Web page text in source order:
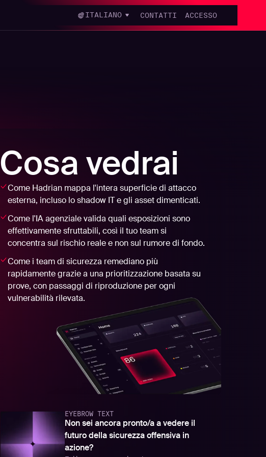
ITALIANO CONTATTI ACCESSO
Cosa vedrai
Come Hadrian mappa l'intera superficie di attacco
esterna, incluso lo shadow IT e gli asset dimenticati.
Come l'IA agenziale valida quali esposizioni sono
effettivamente sfruttabili, così il tuo team si
concentra sul rischio reale e non sul rumore di fondo.
Come i team di sicurezza remediano più
rapidamente grazie a una prioritizzazione basata su
prove, con passaggi di riproduzione per ogni
vulnerabilità rilevata.
EYEBROW TEXT
Non sei ancora pronto/a a vedere il
futuro della sicurezza offensiva in
azione?